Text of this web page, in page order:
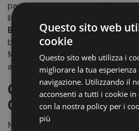
padre Leopold, attraversò l’Alto
il tragitto verso l’Italia per i suoi
BressanoneeBolzano. Queste
barocche e le influenze
Mozart un assaggio di quella
avrebbe arricchito anche la sua
Gustav Mahler a
Composizioni tra
Nel XX secolo, uno dei nomi più
Questo sito web
cookie
Questo sito web utilizza i
migliorare la tua esperienza
navigazione. Utilizzando il
acconsenti a tutti i cookie
con la nostra policy per i
più